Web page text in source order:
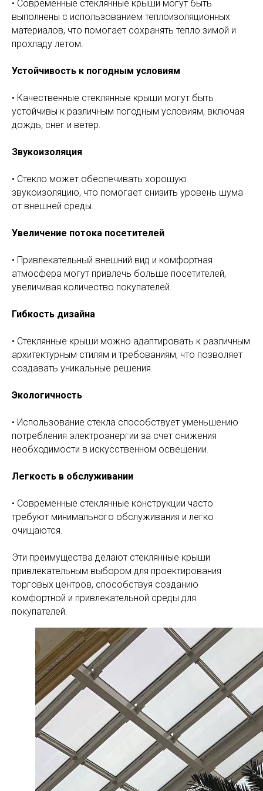
• Современные стеклянные крыши могут быть
выполнены с использованием теплоизоляционных
материалов, что помогает сохранять тепло зимой и
прохладу летом.
Устойчивость к погодным условиям
• Качественные стеклянные крыши могут быть
устойчивы к различным погодным условиям, включая
дождь, снег и ветер.
Звукоизоляция
• Стекло может обеспечивать хорошую
звукоизоляцию, что помогает снизить уровень шума
от внешней среды.
Увеличение потока посетителей
• Привлекательный внешний вид и комфортная
атмосфера могут привлечь больше посетителей,
увеличивая количество покупателей.
Гибкость дизайна
• Стеклянные крыши можно адаптировать к различным
архитектурным стилям и требованиям, что позволяет
создавать уникальные решения.
Экологичность
• Использование стекла способствует уменьшению
потребления электроэнергии за счет снижения
необходимости в искусственном освещении.
Легкость в обслуживании
• Современные стеклянные конструкции часто
требуют минимального обслуживания и легко
очищаются.
Эти преимущества делают стеклянные крыши
привлекательным выбором для проектирования
торговых центров, способствуя созданию
комфортной и привлекательной среды для
покупателей.